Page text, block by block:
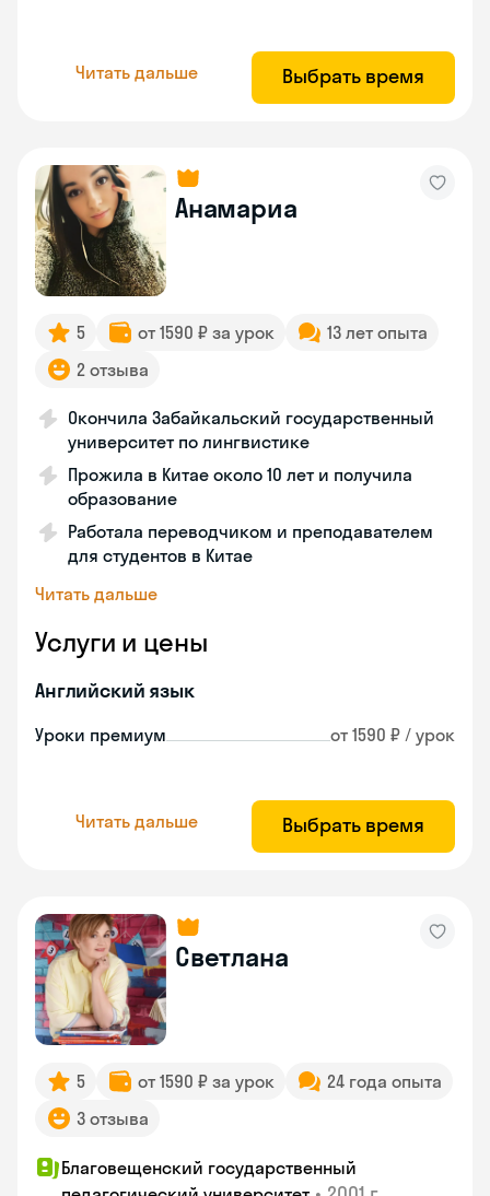
Читать дальше Выбрать время
Анамариа
5 от 1590 ₽ за урок
13 лет опыта
2 отзыва
Окончила Забайкальский государственный
университет по лингвистике
Прожила в Китае около 10 лет и получила
образование
Работала переводчиком и преподавателем
для студентов в Китае
Читать дальше
Услуги и цены
Английский язык
Уроки премиум от 1590 ₽ / урок
Читать дальше Выбрать время
Светлана
5 от 1590 ₽ за урок
24 года опыта
3 отзыва
Благовещенский государственный